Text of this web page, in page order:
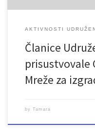
AKTIVNOSTI
Članice
prisustvovale
Mreže za
by Tamara